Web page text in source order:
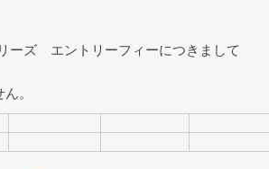
ーズ エントリーフィーにつきまして
第6戦・
。